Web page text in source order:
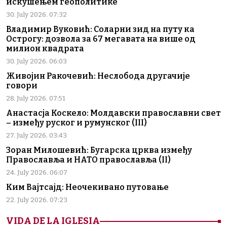
30. July 2026. 07:32
Владимир Вуковић: Соларни зид на путу ка
Острогу: дозвола за 67 мегавата на више од
милион квадрата
30. July 2026. 06:03
Живојин Ракочевић: Неслобода другачије
говори
28. July 2026. 07:51
Анастасја Коскело: Молдавски православни свет
– између руског и румунског (III)
27. July 2026. 03:43
Зоран Милошевић: Бугарска црква између
Православља и НАТО православља (II)
24. July 2026. 06:07
Ким Вајтсајд: Неочекивано путовање
22. July 2026. 07:23
VIDA DE LA IGLESIA